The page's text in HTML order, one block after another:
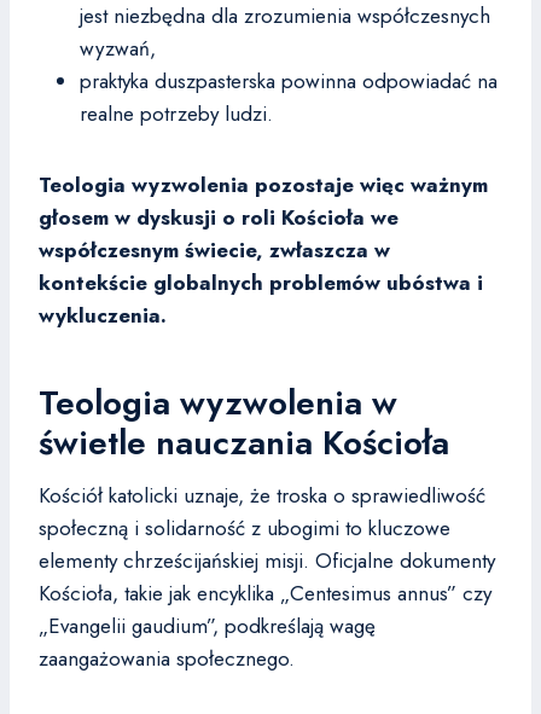
jest niezbędna dla zrozumienia współczesnych
wyzwań,
praktyka duszpasterska powinna odpowiadać na
realne potrzeby ludzi.
Teologia wyzwolenia pozostaje więc ważnym
głosem w dyskusji o roli Kościoła we
współczesnym świecie, zwłaszcza w
kontekście globalnych problemów ubóstwa i
wykluczenia.
Teologia wyzwolenia w
świetle nauczania Kościoła
Kościół katolicki uznaje, że troska o sprawiedliwość
społeczną i solidarność z ubogimi to kluczowe
elementy chrześcijańskiej misji. Oficjalne dokumenty
Kościoła, takie jak encyklika „Centesimus annus” czy
„Evangelii gaudium”, podkreślają wagę
zaangażowania społecznego.